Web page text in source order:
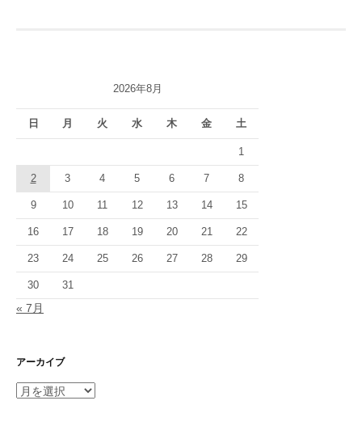
2026年8月
日 月 火 水 木 金 土
1
2 3 4 5 6 7 8
9 10 11 12 13 14 15
16 17 18 19 20 21 22
23 24 25 26 27 28 29
30 31
« 7月
アーカイブ
ア